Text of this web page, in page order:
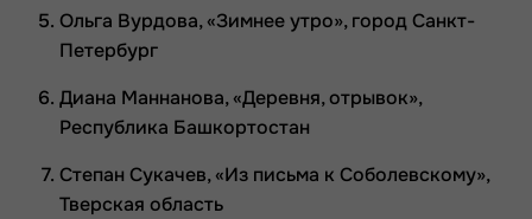
Ольга Вурдова, «Зимнее утро», город Санкт-
Петербург
Диана Маннанова, «Деревня, отрывок»,
Республика Башкортостан
Степан Сукачев, «Из письма к Соболевскому»,
Тверская область